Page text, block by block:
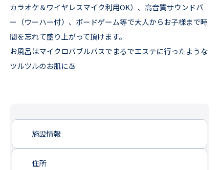
カラオケ＆ワイヤレスマイク利用OK）、高音質サウンドバ
ー（ウーハー付）、ボードゲーム等で大人からお子様まで時
間を忘れて盛り上がって頂けます。
お風呂はマイクロバブルバスでまるでエステに行ったような
ツルツルのお肌に♨
施設情報
住所